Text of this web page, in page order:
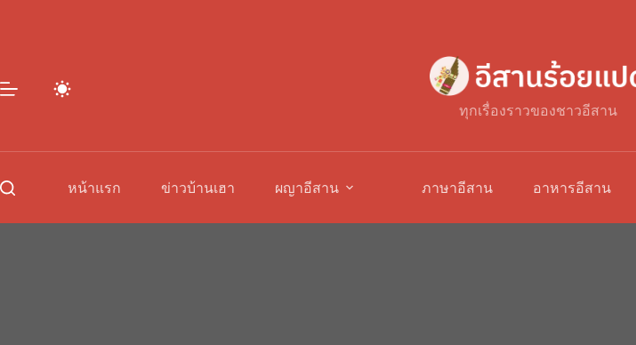
ทุกเรื่องราวของชาวอีสาน
หน้าแรก ข่าวบ้านเฮา ผญาอีสาน ภาษาอีสาน อาหารอีสาน